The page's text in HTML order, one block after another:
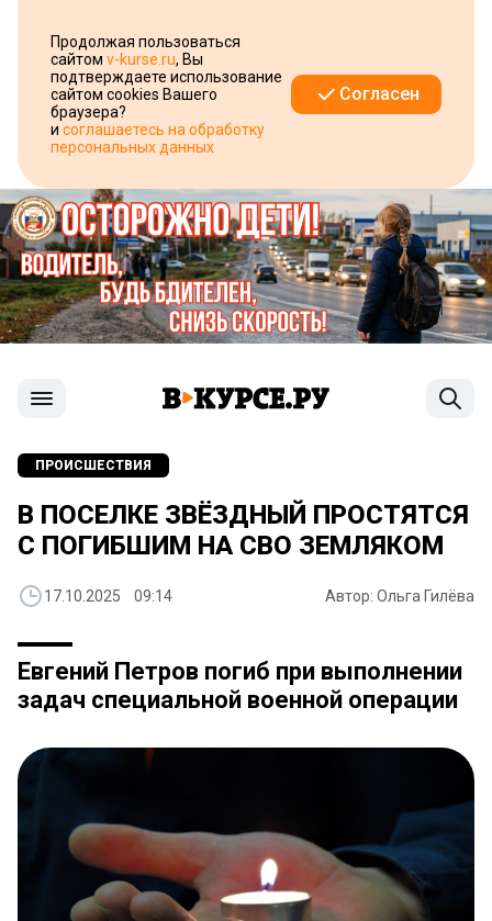
Продолжая пользоваться
сайтом v-kurse.ru, Вы
подтверждаете использование
сайтом cookies Вашего
браузера?
и соглашаетесь на обработку
персональных данных
Согласен
ПРОИСШЕСТВИЯ
В ПОСЕЛКЕ ЗВЁЗДНЫЙ ПРОСТЯТСЯ
С ПОГИБШИМ НА СВО ЗЕМЛЯКОМ
17.10.2025 09:14 Автор: Ольга Гилёва
Евгений Петров погиб при выполнении
задач специальной военной операции